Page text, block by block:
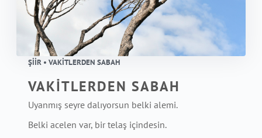
ŞIIR • VAKİTLERDEN SABAH
VAKİTLERDEN SABAH
Uyanmış seyre dalıyorsun belki alemi.
Belki acelen var, bir telaş içindesin.